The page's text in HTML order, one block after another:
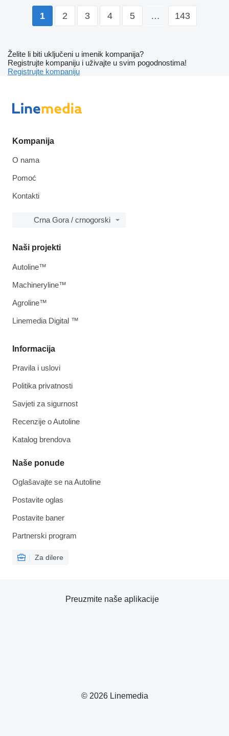
1 2 3 4 5 … 143
Želite li biti uključeni u imenik kompanija?
Registrujte kompaniju i uživajte u svim pogodnostima!
Registrujte kompaniju
Kompanija
O nama
Pomoć
Kontakti
Crna Gora / crnogorski
Informacija
Pravila i uslovi
Politika privatnosti
Savjeti za sigurnost
Recenzije o Autoline
Katalog brendova
Naše ponude
Oglašavajte se na Autoline
Postavite oglas
Postavite baner
Partnerski program
Za dilere
Naši projekti
Autoline™
Machineryline™
Agroline™
Linemedia Digital ™
© 2026 Linemedia
Preuzmite naše aplikacije